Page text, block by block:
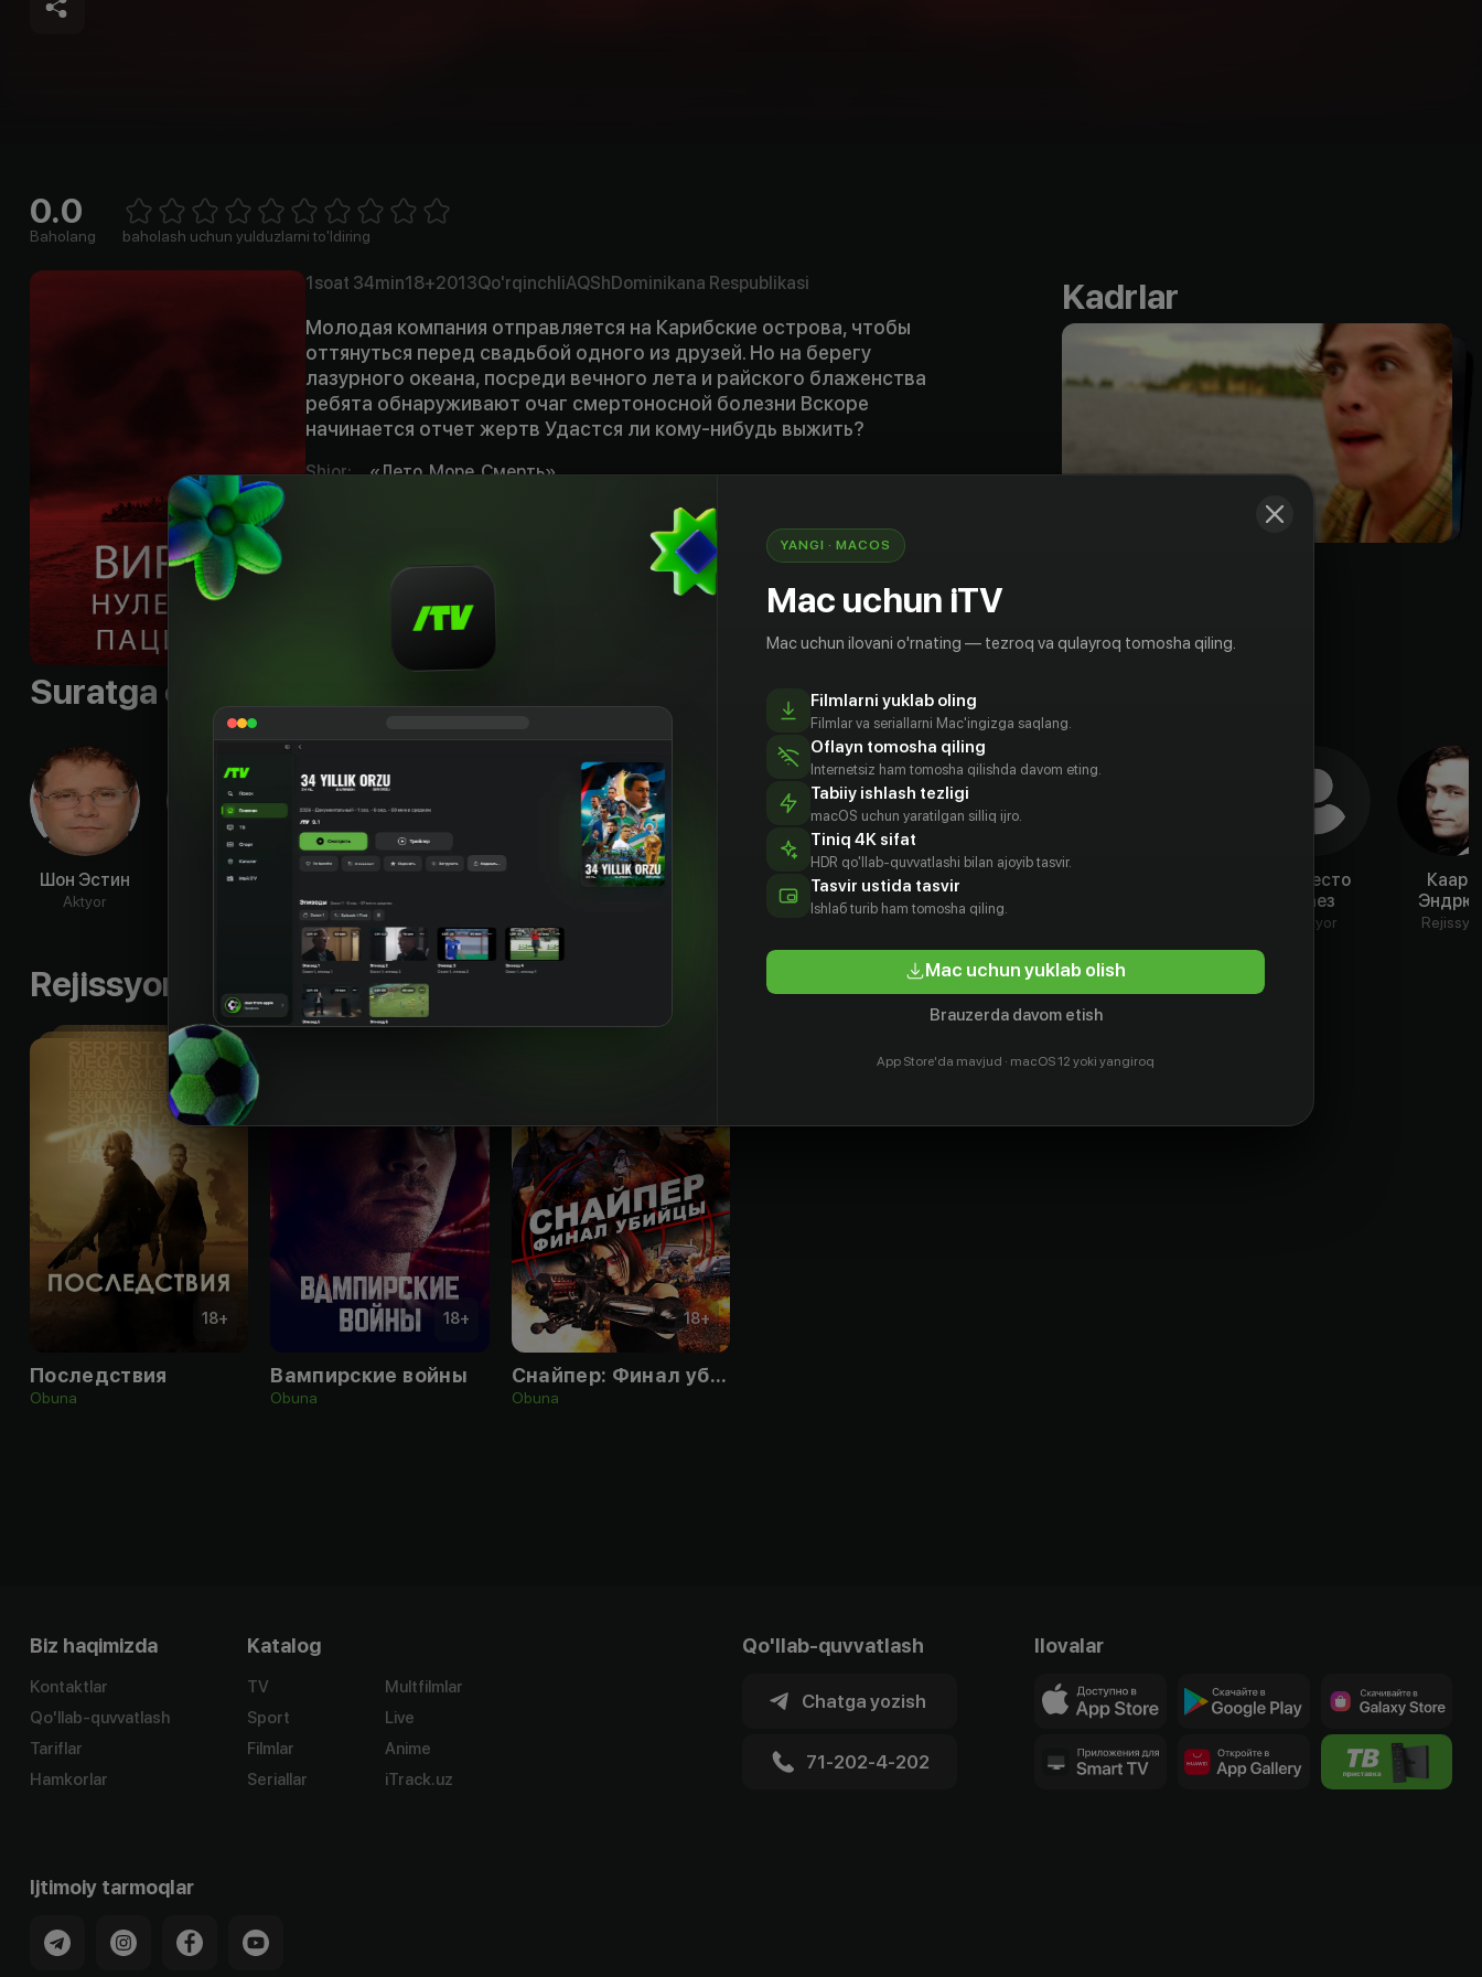
0.0
Baholang 1 Star2 Stars3 Stars4 Stars5 Stars6 Stars7 Stars8 Stars
baholash uchun yulduzlarni to'ldiring
1soat 34min18+2013Qo'rqinchliAQShDominikana Respublikasi
Молодая компания отправляется на Карибские острова, чтобы
оттянуться перед свадьбой одного из друзей. Но на берегу
лазурного океана, посреди вечного лета и райского блаженства
ребята обнаруживают очаг смертоносной болезни Вскоре
начинается отчет жертв Удастся ли кому-нибудь выжить?
Shior:
«Лето. Море. Смерть»
Kadrlar
Suratga olish guruhi
Шон Эстин
Aktyor
Митч Райан
Мюррэй
Aktyor
Карри Грэм Брандо Итон
Aktyor
Солли
Дюран
Эрнесто
Баез
Aktyor
Кааре
Rejissyor
Rejissyorning boshqa ishlari
18+
Последствия
Obuna
18+
Вампирские войны
Obuna
18+
Снайпер: Финал убийцы
Obuna
Biz haqimizda
Kontaktlar
Qo'llab-quvvatlash
Tariflar
Hamkorlar
Katalog
TV
Sport
Filmlar
Seriallar
Multfilmlar
Live
Anime
iTrack.uz
Qo'llab-quvvatlash
Chatga yozish
71-202-4-202
Ilovalar
Ijtimoiy tarmoqlar
YANGI · MACOS
Mac uchun iTV
Mac uchun ilovani o'rnating — tezroq va qulayroq tomosha qiling.
Filmlarni yuklab oling
Filmlar va seriallarni Mac'ingizga saqlang.
Oflayn tomosha qiling
Internetsiz ham tomosha qilishda davom eting.
Tabiiy ishlash tezligi
macOS uchun yaratilgan silliq ijro.
Tiniq 4K sifat
HDR qo'llab-quvvatlashi bilan ajoyib tasvir.
Tasvir ustida tasvir
Ishlаб turib ham tomosha qiling.
Mac uchun yuklab olish
Brauzerda davom etish
App Store'da mavjud · macOS 12 yoki yangiroq